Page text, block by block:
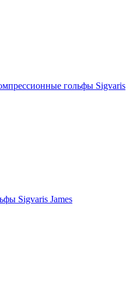
гольфы Sigvaris
Sigvaris James